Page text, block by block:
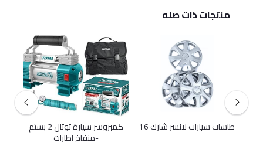
منتجات ذات صله
طاسات سيارات لانسر شارك 16
كمبروسر سيارة توتال 2 بستم
-منفاخ اطارات